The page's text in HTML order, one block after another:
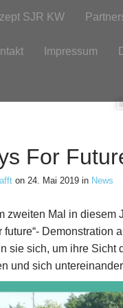
SJR KW
Impressum
For
on 24. Mai 2019 in News
zweiten Mal in diesem
future“- Demonstration
sie sich, um ihre Sicht
und sich